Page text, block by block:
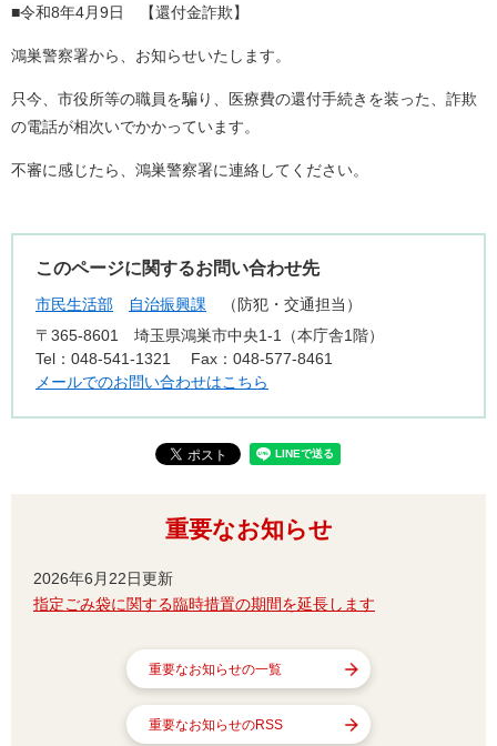
■令和8年4月9日 【還付金詐欺】
鴻巣警察署から、お知らせいたします。
只今、市役所等の職員を騙り、医療費の還付手続きを装った、詐欺
の電話が相次いでかかっています。
不審に感じたら、鴻巣警察署に連絡してください。
このページに関するお問い合わせ先
市民生活部 自治振興課
防犯・交通担当
〒365-8601
埼玉県鴻巣市中央1-1（本庁舎1階）
Tel：048-541-1321
Fax：048-577-8461
メールでのお問い合わせはこちら
重要なお知らせ
2026年6月22日更新
指定ごみ袋に関する臨時措置の期間を延長します
重要なお知らせの一覧
重要なお知らせのRSS